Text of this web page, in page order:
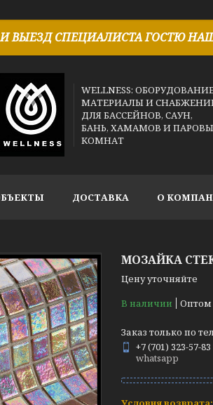
ВЫЕЗД СПЕЦИАЛИСТА ГОСТЮ
WELLNESS:
МАТЕРИАЛЫ И
ДЛЯ БАССЕЙНОВ, САУН,
БАНЬ, ХАМАМОВ И
КОМНАТ
ДОСТАВКА О
МОЗАЙКА
Цену уточняйте
В наличии
Оптом
Заказ только по
+7 (701) 323-57-83
whatsapp